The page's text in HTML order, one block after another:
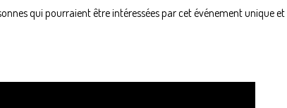
qui pourraient être intéressées par cet événement unique